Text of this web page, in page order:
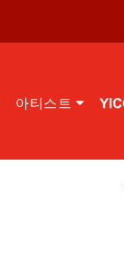
아티스트